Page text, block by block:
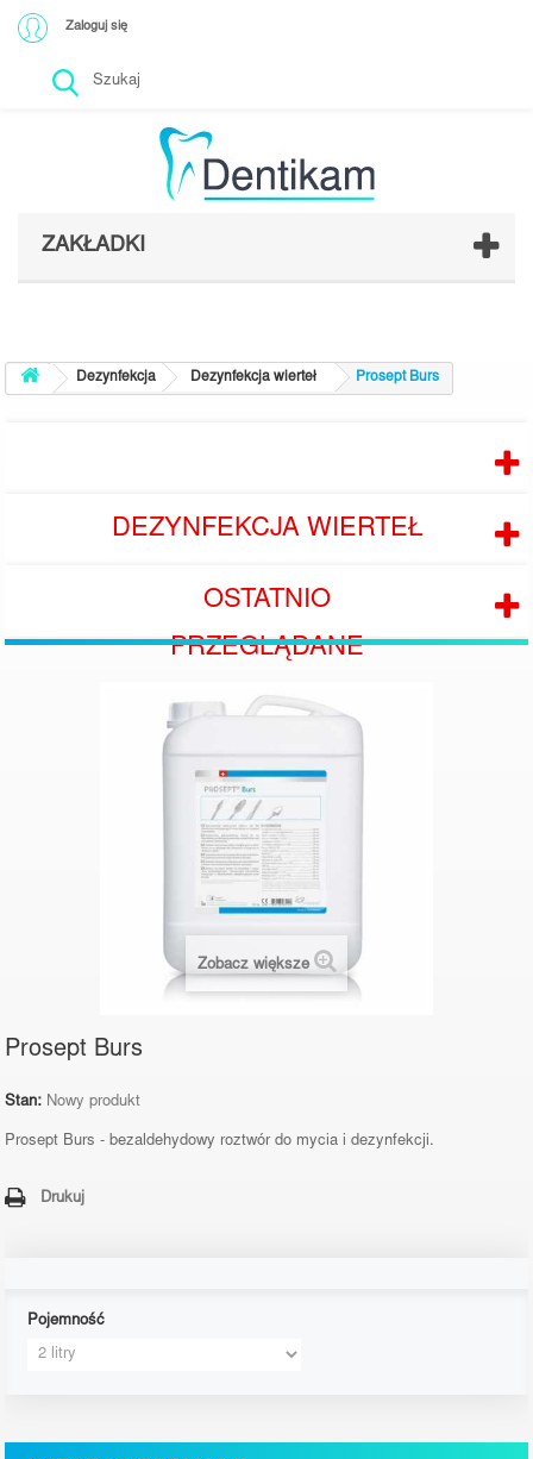
Zaloguj się
ZAKŁADKI
Dezynfekcja Dezynfekcja wierteł Prosept Burs
DEZYNFEKCJA WIERTEŁ
OSTATNIO
PRZEGLĄDANE
Zobacz większe
Prosept Burs
Stan: Nowy produkt
Prosept Burs - bezaldehydowy roztwór do mycia i dezynfekcji.
Drukuj
Pojemność